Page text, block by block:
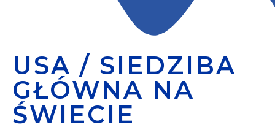
USA / SIEDZIBA
GŁÓWNA NA
ŚWIECIE